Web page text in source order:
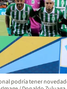
podría tener